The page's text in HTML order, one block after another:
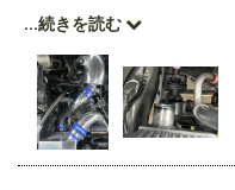
須です🤞
...続きを読む